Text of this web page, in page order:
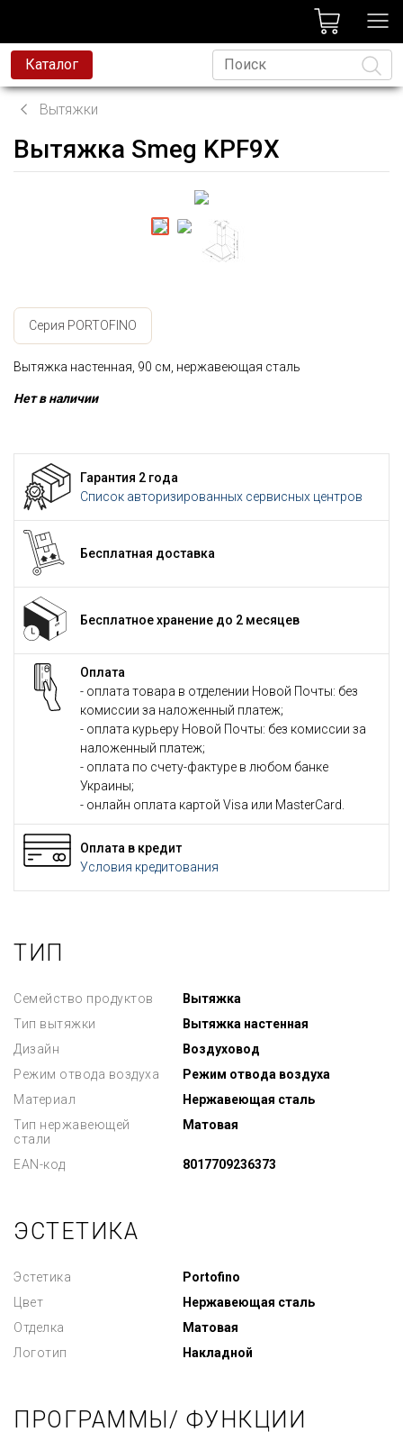
Каталог
Вытяжки
Вытяжка Smeg KPF9X
Серия PORTOFINO
Вытяжка настенная, 90 см, нержавеющая сталь
Нет в наличии
Гарантия 2 года
Список авторизированных сервисных центров
Бесплатная доставка
Бесплатное хранение до 2 месяцев
Оплата
- оплата товара в отделении Новой Почты: без
комиссии за наложенный платеж;
- оплата курьеру Новой Почты: без комиссии за
наложенный платеж;
- оплата по счету-фактуре в любом банке
Украины;
- онлайн оплата картой Visa или MasterCard.
Оплата в кредит
Условия кредитования
ТИП
Семейство продуктов
Вытяжка
Тип вытяжки
Вытяжка настенная
Дизайн
Воздуховод
Режим отвода воздуха
Режим отвода воздуха
Материал
Нержавеющая сталь
Тип нержавеющей
стали
Матовая
EAN-код 8017709236373
ЭСТЕТИКА
Эстетика
Portofino
Цвет
Нержавеющая сталь
Отделка
Матовая
Логотип
Накладной
ПРОГРАММЫ/ ФУНКЦИИ